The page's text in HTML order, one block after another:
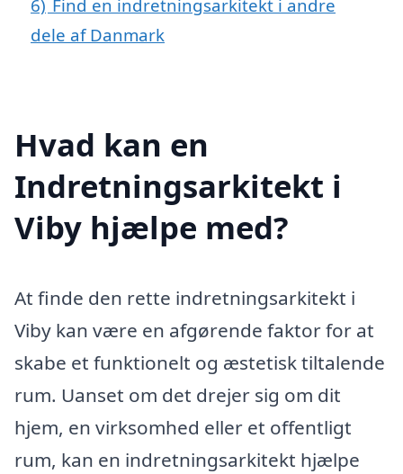
6) Find en indretningsarkitekt i andre
dele af Danmark
Hvad kan en
Indretningsarkitekt i
Viby hjælpe med?
At finde den rette indretningsarkitekt i
Viby kan være en afgørende faktor for at
skabe et funktionelt og æstetisk tiltalende
rum. Uanset om det drejer sig om dit
hjem, en virksomhed eller et offentligt
rum, kan en indretningsarkitekt hjælpe